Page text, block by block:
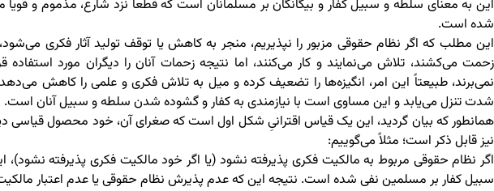
این به معنای سلطه و سبیل کفار و بیگانگان بر مسلمانان است که قطعاً نزد شارع، مذموم و
شده است.
این مطلب که اگر نظام حقوقی مزبور را نپذیریم، منجر به کاهش یا توقف تولید آثار فکری
زحمت می‌کشند، تلاش می‌نمایند و کار می‌کنند، اما نتیجه زحمات آنان را دیگران مورد
نمی‌برند، طبیعتاً این امر، انگیزه‌ها را تضعیف کرده و میل به تلاش فکری و علمی را کاهش
شدت تنزل می‌یابد و این مساوی است با نیازمندی به کفار و گشوده شدن سلطه و سبیل آنان است.
همانطور که بیان گردید، این یک قیاس اقترانیِ شکل اول است که صغرای آن، خود محصول قیاسی
نیز قابل ذکر است؛ مثلاً می‌گوییم:
اگر نظام حقوقی مربوط به مالکیت فکری پذیرفته نشود (یا اگر خود مالکیت فکری پذیرفته
سبیل کفار بر مسلمین نفی شده است. نتیجه این که عدم پذیرش نظام حقوقی یا عدم اعتبار